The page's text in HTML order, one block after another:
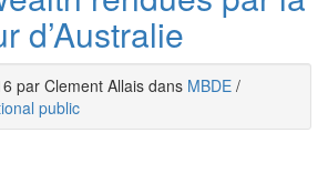
d’Australie
par Clement Allais dans MBDE /
public